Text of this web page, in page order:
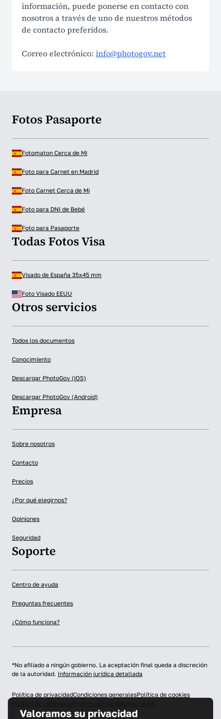
información, puede ponerse en contacto con
nosotros a través de uno de nuestros métodos
de contacto preferidos.
Correo electrónico: info@photogov.net
Fotos Pasaporte
Fotomaton Cerca de Mi
Foto para Carnet en Madrid
Foto Carnet Cerca de Mi
Foto para DNI de Bebé
Foto para Pasaporte
Todas Fotos Visa
Visado de España 35x45 mm
Foto Visado EEUU
Otros servicios
Todos los documentos
Conocimiento
Descargar PhotoGov (iOS)
Descargar PhotoGov (Android)
Empresa
Sobre nosotros
Contacto
Precios
¿Por qué elegirnos?
Opiniones
Seguridad
Soporte
Centro de ayuda
Preguntas frecuentes
¿Cómo funciona?
*No afiliado a ningún gobierno. La aceptación final queda a discreción
de la autoridad. Información jurídica detallada
Política de privacidadCondiciones generalesPolítica de cookies
Valoramos su privacidad